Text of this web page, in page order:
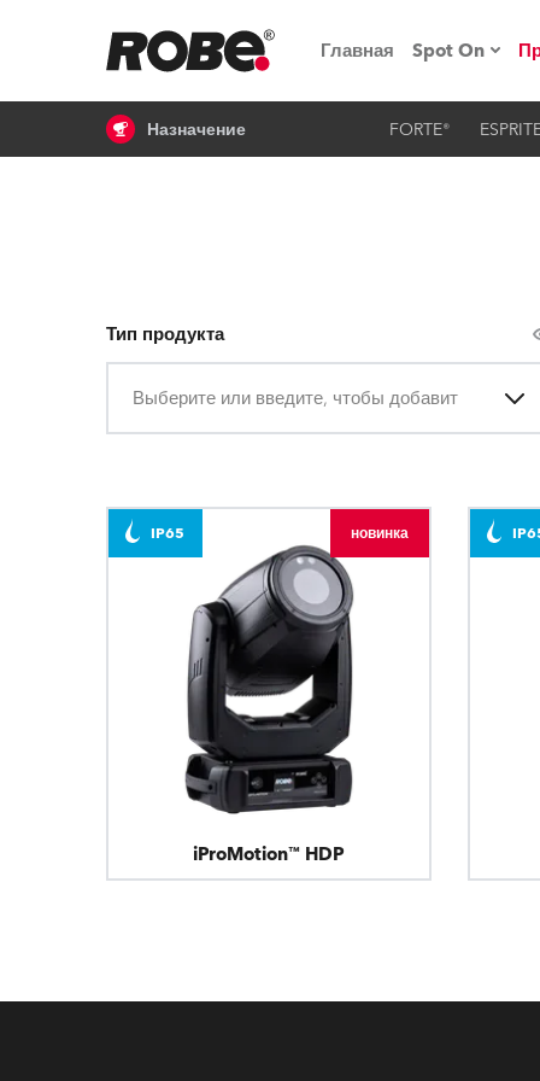
Главная Spot On
Robe On
Robe на
ProMotion
Назначение FORTE®
Тип продукта
Выберите или введите, чтобы добавить
iProMotion™ HDP
IP65 новинка